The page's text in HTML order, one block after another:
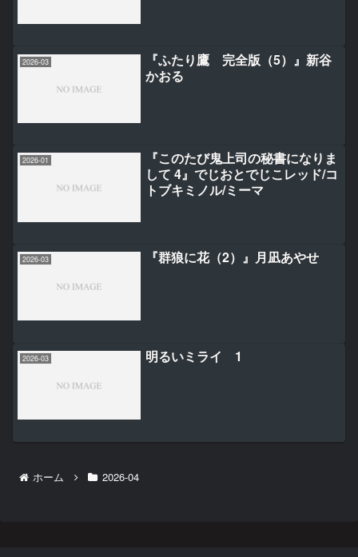
2026-03
『ふたり鷹 完全版（5）』新谷
かおる
2026-01
『このたび鬼上司の秘書になりま
して 4』でじおとでじこレッド/コ
トブキミノル/ミーマ
2026-03 『群狼に花（2）』月凪あやせ
2026-03 明るいミライ 1
ホーム 2026-04